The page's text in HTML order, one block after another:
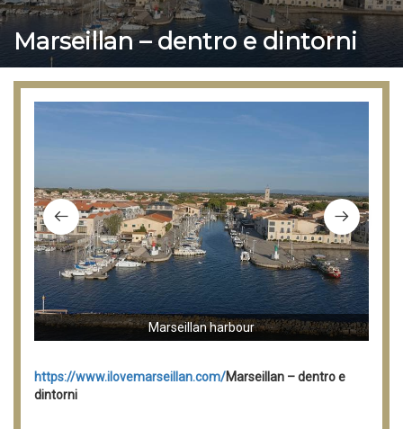
Marseillan – dentro e dintorni
Marseillan harbour
https://www.ilovemarseillan.com/Marseillan – dentro e
dintorni